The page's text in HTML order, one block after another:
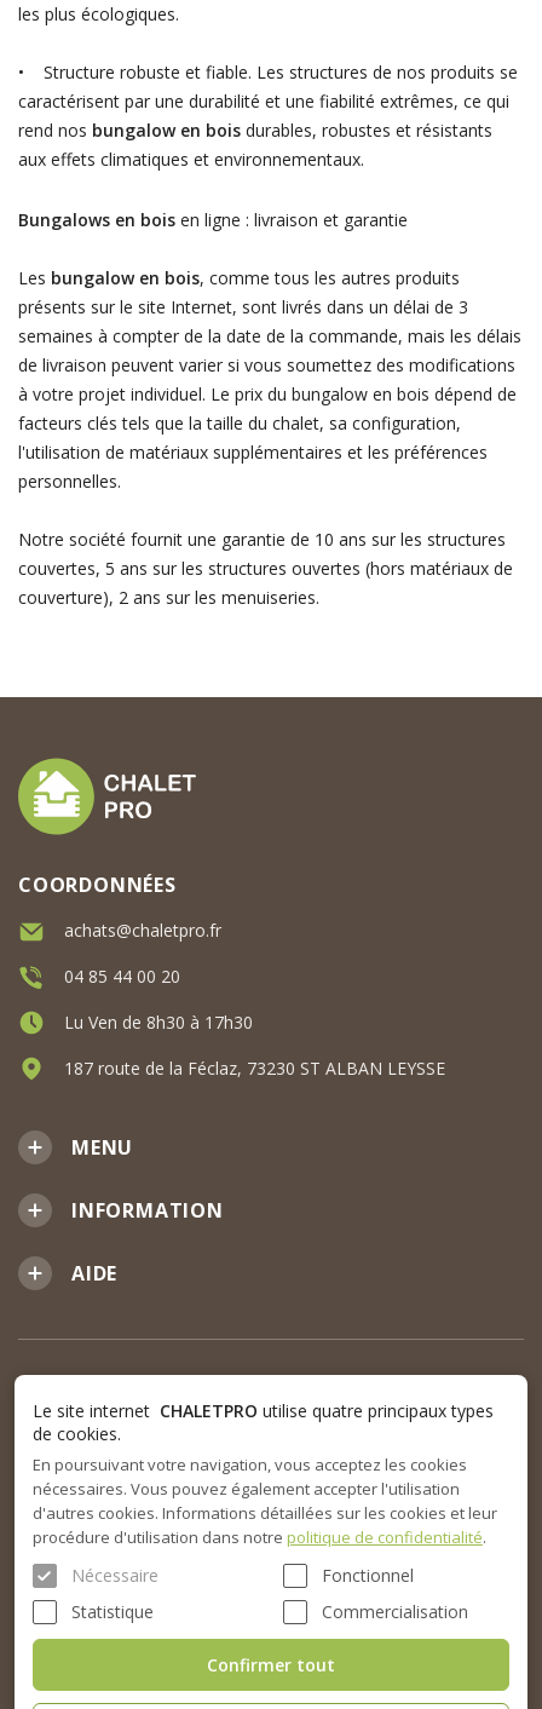
les plus écologiques.
• Structure robuste et fiable. Les structures de nos produits se
caractérisent par une durabilité et une fiabilité extrêmes, ce qui
rend nos bungalow en bois durables, robustes et résistants
aux effets climatiques et environnementaux.
Bungalows en boisen ligne : livraison et garantie
Les bungalow en bois, comme tous les autres produits
présents sur le site Internet, sont livrés dans un délai de 3
semaines à compter de la date de la commande, mais les délais
de livraison peuvent varier si vous soumettez des modifications
à votre projet individuel. Le prix du bungalow en bois dépend de
facteurs clés tels que la taille du chalet, sa configuration,
l'utilisation de matériaux supplémentaires et les préférences
personnelles.
Notre société fournit une garantie de 10 ans sur les structures
couvertes, 5 ans sur les structures ouvertes (hors matériaux de
couverture), 2 ans sur les menuiseries.
MENU
INFORMATION
AIDE
COORDONNÉES
achats@chaletpro.fr
04 85 44 00 20
Lu Ven de 8h30 à 17h30
187 route de la Féclaz, 73230 ST ALBAN LEYSSE
Le site internet CHALETPRO utilise quatre principaux types
de cookies.
En poursuivant votre navigation, vous acceptez les cookies
nécessaires. Vous pouvez également accepter l'utilisation
d'autres cookies. Informations détaillées sur les cookies et leur
procédure d'utilisation dans notre politique de confidentialité.
Nécessaire
Fonctionnel
Statistique
Commercialisation
Confirmer tout